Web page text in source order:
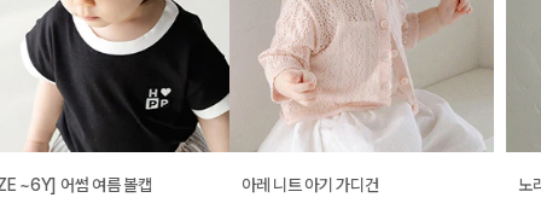
아레 니트 아기 가디건 노리 니트 아기 가디건